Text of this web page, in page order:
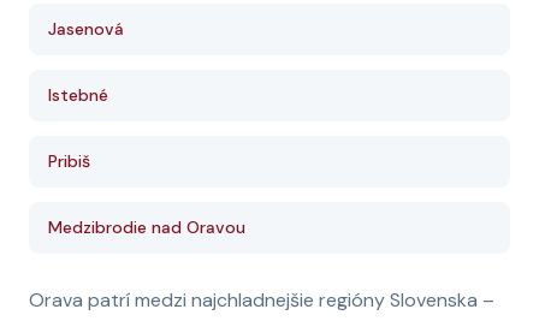
Jasenová
Istebné
Pribiš
Medzibrodie nad Oravou
Orava patrí medzi najchladnejšie regióny Slovenska –